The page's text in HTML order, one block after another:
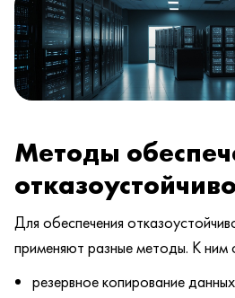
Методы
Для обеспечения
применяют разные методы. К ним
резервное копирование